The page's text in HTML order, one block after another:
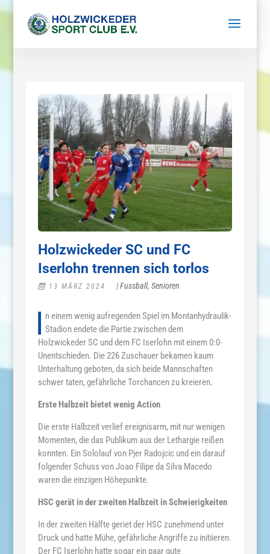
Holzwickeder SC und FC
Iserlohn trennen sich torlos
13 MÄRZ 2024 |Fussball, Senioren
I n einem wenig aufregenden Spiel im Montanhydraulik-
Stadion endete die Partie zwischen dem
Holzwickeder SC und dem FC Iserlohn mit einem 0:0-
Unentschieden. Die 226 Zuschauer bekamen kaum
Unterhaltung geboten, da sich beide Mannschaften
schwer taten, gefährliche Torchancen zu kreieren.
Erste Halbzeit bietet wenig Action
Die erste Halbzeit verlief ereignisarm, mit nur wenigen
Momenten, die das Publikum aus der Lethargie reißen
konnten. Ein Sololauf von Pjer Radojcic und ein darauf
folgender Schuss von Joao Filipe da Silva Macedo
waren die einzigen Höhepunkte.
HSC gerät in der zweiten Halbzeit in Schwierigkeiten
In der zweiten Hälfte geriet der HSC zunehmend unter
Druck und hatte Mühe, gefährliche Angriffe zu initiieren.
Der FC Iserlohn hatte sogar ein paar gute